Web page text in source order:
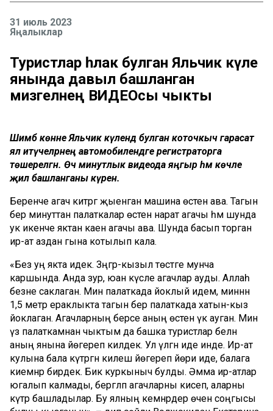
31 июль 2023
Яңалыклар
Туристлар һәлак булган Яльчик күле
янында давыл башланган
мизгелнең ВИДЕОсы чыкты
Шимбә көнне Яльчик күлендә булган коточкыч гарасат
ял итүчеләрнең автомобилендәге регистраторга
төшерелгән. Өч минутлык видеода яңгыр һәм көчле
җил башланганы күренә.
Беренче агач китәргә җыенган машина өстенә ава. Тагын
бер минуттан палаткалар өстенә нарат агачы һәм шунда
ук икенче яктан каен агачы ава. Шунда басып торган
ир-ат аздан гына котылып кала.
«Без уң якта идек. Зәңгәр-кызыл төстәге мунча
каршында. Анда зур, юан кәүсәле агачлар ауды. Аллаһ
безне саклаган. Мин палаткада йоклый идем, миннән
1,5 метр ераклыкта тагын бер палаткада хатын-кыз
йоклаган. Агачларның берсе аның өстенә үк ауган. Мин
үз палаткамнан чыктым да башка туристлар белән
аның янына йөгереп килдек. Ул үлгән иде инде. Ир-ат
кулына бала күтәргән килеш йөгереп йөри иде, балага
киемнәр бирдек. Бик куркыныч булды. Әмма ир-атлар
югалып калмады, бергәләп агачларны кисеп, аларны
күтәрә башладылар. Бу ялның кемнәрдер өчен соңгысы